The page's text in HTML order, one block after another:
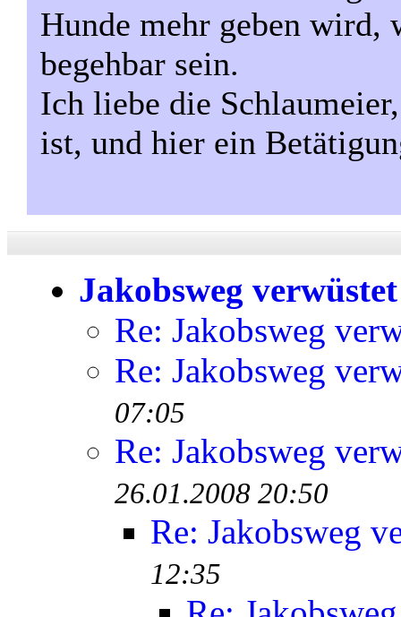
Hunde mehr geben wird,
begehbar sein.
Ich liebe die
ist, und hier ein
Jakobsweg verwüstet
Re: Jakobsweg
Re: Jakobsweg
07:05
Re: Jakobsweg
26.01.2008 20:50
Re: Jakobsweg
12:35